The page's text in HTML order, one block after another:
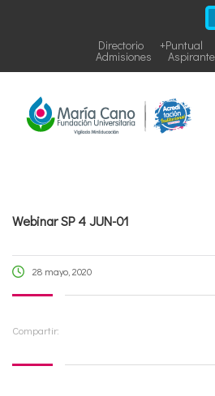
+Puntual
Directorio
Admisiones
Webinar SP 4 JUN-01
28 mayo, 2020
Compartir: